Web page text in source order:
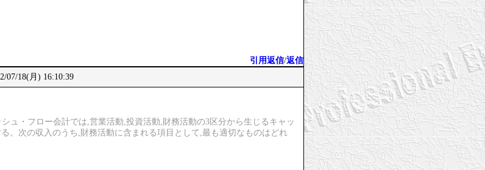
引用返信/返信
07/18(月) 16:10:39
ュ・フロー会計では,営業活動,投資活動,財務活動の3区分から生じるキャッ
。次の収入のうち,財務活動に含まれる項目として,最も適切なものはどれ